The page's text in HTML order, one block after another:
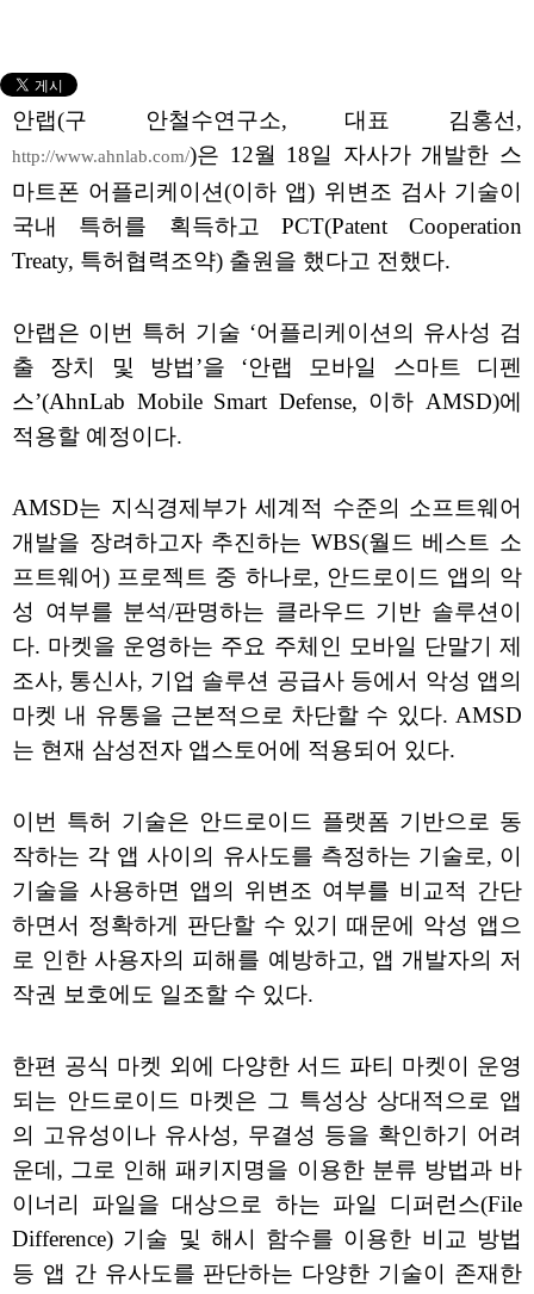
안랩(구 안철수연구소, 대표 김홍선,
http://www.ahnlab.com/)은 12월 18일 자사가 개발한 스
마트폰 어플리케이션(이하 앱) 위변조 검사 기술이
국내 특허를 획득하고 PCT(Patent Cooperation
Treaty, 특허협력조약) 출원을 했다고 전했다.
안랩은 이번 특허 기술 ‘어플리케이션의 유사성 검
출 장치 및 방법’을 ‘안랩 모바일 스마트 디펜
스’(AhnLab Mobile Smart Defense, 이하 AMSD)에
적용할 예정이다.
AMSD는 지식경제부가 세계적 수준의 소프트웨어
개발을 장려하고자 추진하는 WBS(월드 베스트 소
프트웨어) 프로젝트 중 하나로, 안드로이드 앱의 악
성 여부를 분석/판명하는 클라우드 기반 솔루션이
다. 마켓을 운영하는 주요 주체인 모바일 단말기 제
조사, 통신사, 기업 솔루션 공급사 등에서 악성 앱의
마켓 내 유통을 근본적으로 차단할 수 있다. AMSD
는 현재 삼성전자 앱스토어에 적용되어 있다.
이번 특허 기술은 안드로이드 플랫폼 기반으로 동
작하는 각 앱 사이의 유사도를 측정하는 기술로, 이
기술을 사용하면 앱의 위변조 여부를 비교적 간단
하면서 정확하게 판단할 수 있기 때문에 악성 앱으
로 인한 사용자의 피해를 예방하고, 앱 개발자의 저
작권 보호에도 일조할 수 있다.
한편 공식 마켓 외에 다양한 서드 파티 마켓이 운영
되는 안드로이드 마켓은 그 특성상 상대적으로 앱
의 고유성이나 유사성, 무결성 등을 확인하기 어려
운데, 그로 인해 패키지명을 이용한 분류 방법과 바
이너리 파일을 대상으로 하는 파일 디퍼런스(File
Difference) 기술 및 해시 함수를 이용한 비교 방법
등 앱 간 유사도를 판단하는 다양한 기술이 존재한